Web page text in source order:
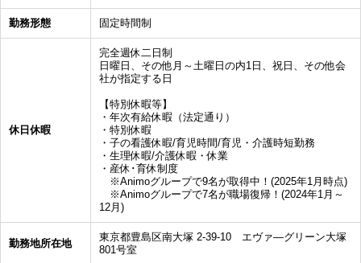
勤務形態 固定時間制
休日休暇
完全週休二日制
日曜日、その他月～土曜日の内1日、祝日、その他会
社が指定する日
【特別休暇等】
・年次有給休暇（法定通り）
・特別休暇
・子の看護休暇/育児時間/育児・介護時短勤務
・生理休暇/介護休暇・休業
・産休･育休制度
※Animoグループで9名が取得中！(2025年1月時点)
※Animoグループで7名が職場復帰！(2024年1月～
12月)
勤務地所在地
東京都豊島区南大塚 2-39-10 エヴァ―グリーン大塚
801号室